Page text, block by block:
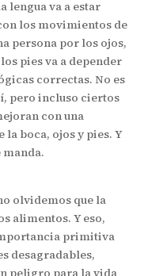
lengua va a estar
los movimientos de
persona por los ojos,
pies va a depender
correctas. No es
pero incluso ciertos
con una
boca, ojos y pies. Y
manda.
olvidemos que la
alimentos. Y eso,
primitiva
desagradables,
peligro para la vida